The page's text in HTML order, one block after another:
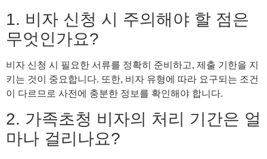
1. 비자 신청 시 주의해야 할 점은
무엇인가요?
비자 신청 시 필요한 서류를 정확히 준비하고, 제출 기한을 지
키는 것이 중요합니다. 또한, 비자 유형에 따라 요구되는 조건
이 다르므로 사전에 충분한 정보를 확인해야 합니다.
2. 가족초청 비자의 처리 기간은 얼
마나 걸리나요?